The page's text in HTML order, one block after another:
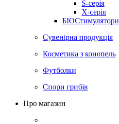
S-серія
X-серія
БІОСтимулятори
Сувенірна продукція
Косметика з конопель
Футболки
Спори грибів
Про магазин